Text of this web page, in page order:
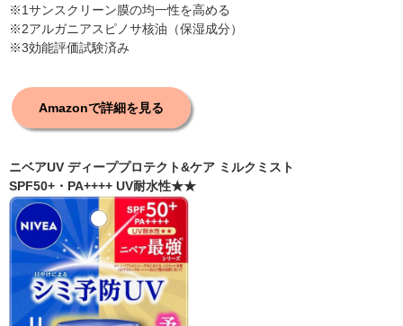
※1サンスクリーン膜の均一性を高める
※2アルガニアスピノサ核油（保湿成分）
※3効能評価試験済み
Amazonで詳細を見る
ニベアUV ディーププロテクト&ケア ミルクミスト
SPF50+・PA++++ UV耐水性★★